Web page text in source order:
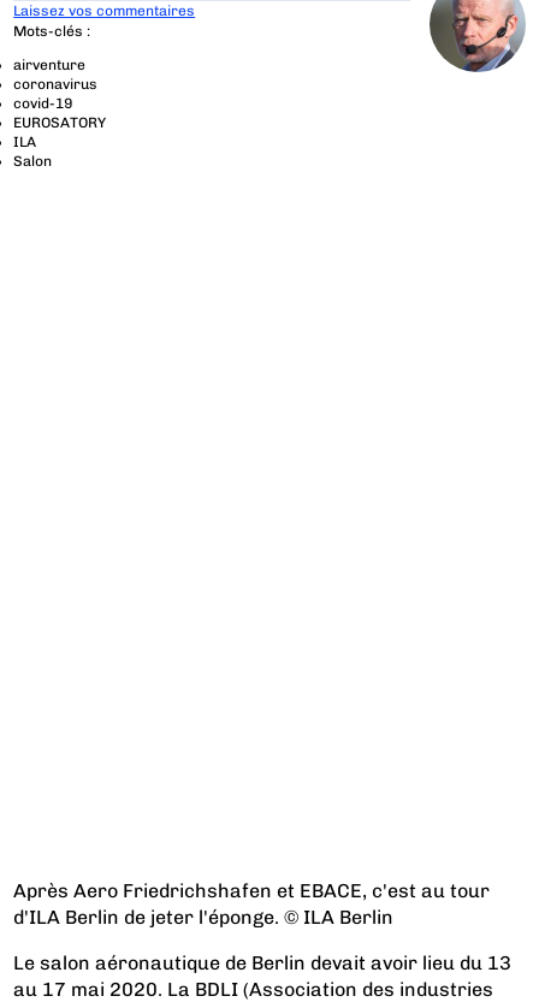
Laissez vos commentaires
Mots-clés :
airventure
coronavirus
covid-19
EUROSATORY
ILA
Salon
Après Aero Friedrichshafen et EBACE, c'est au tour
d'ILA Berlin de jeter l'éponge. © ILA Berlin
Le salon aéronautique de Berlin devait avoir lieu du 13
au 17 mai 2020. La BDLI (Association des industries